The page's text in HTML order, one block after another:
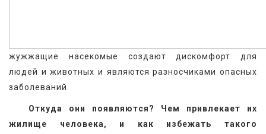
жужжащие насекомые создают дискомфорт для
людей и животных и являются разносчиками опасных
заболеваний.
Откуда они появляются? Чем привлекает их
жилище человека, и как избежать такого